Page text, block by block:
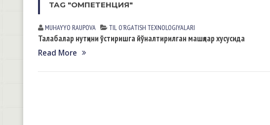
TAG "ОМПЕТЕНЦИЯ"
MUHAYYO RАUPOVА TIL OʼRGАTISH TEXNOLOGIYALАRI
Талабалар нутқини ўстиришга йўналтирилган машқлар хусусида
Read More